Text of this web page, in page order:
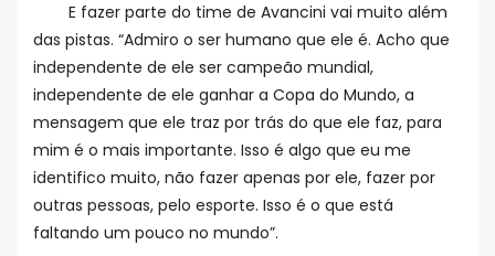
E fazer parte do time de Avancini vai muito além
das pistas. “Admiro o ser humano que ele é. Acho que
independente de ele ser campeão mundial,
independente de ele ganhar a Copa do Mundo, a
mensagem que ele traz por trás do que ele faz, para
mim é o mais importante. Isso é algo que eu me
identifico muito, não fazer apenas por ele, fazer por
outras pessoas, pelo esporte. Isso é o que está
faltando um pouco no mundo”.